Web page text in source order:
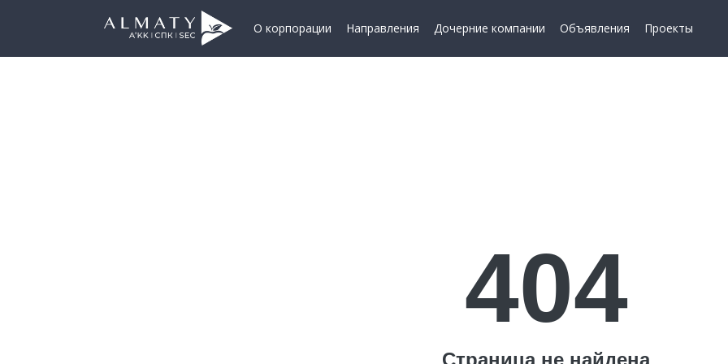
О корпорации Направления Дочерние компании Объявления Проекты
404